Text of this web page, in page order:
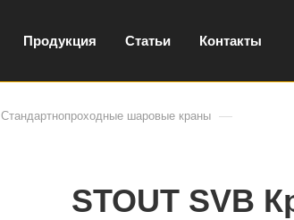
Продукция Статьи Контакты
Стандартнопроходные шаровые краны —
STOUT SVB